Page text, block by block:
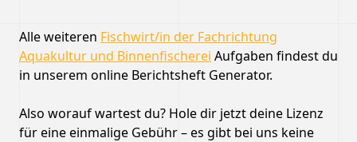
Alle weiteren Fischwirt/in der Fachrichtung
Aquakultur und Binnenfischerei Aufgaben findest du
in unserem online Berichtsheft Generator.
Also worauf wartest du? Hole dir jetzt deine Lizenz
für eine einmalige Gebühr – es gibt bei uns keine